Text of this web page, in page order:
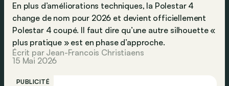
En plus d’améliorations techniques, la Polestar 4
change de nom pour 2026 et devient officiellement
Polestar 4 coupé. Il faut dire qu’une autre silhouette «
plus pratique » est en phase d’approche.
Écrit par Jean-Francois Christiaens
15 Mai 2026
PUBLICITÉ